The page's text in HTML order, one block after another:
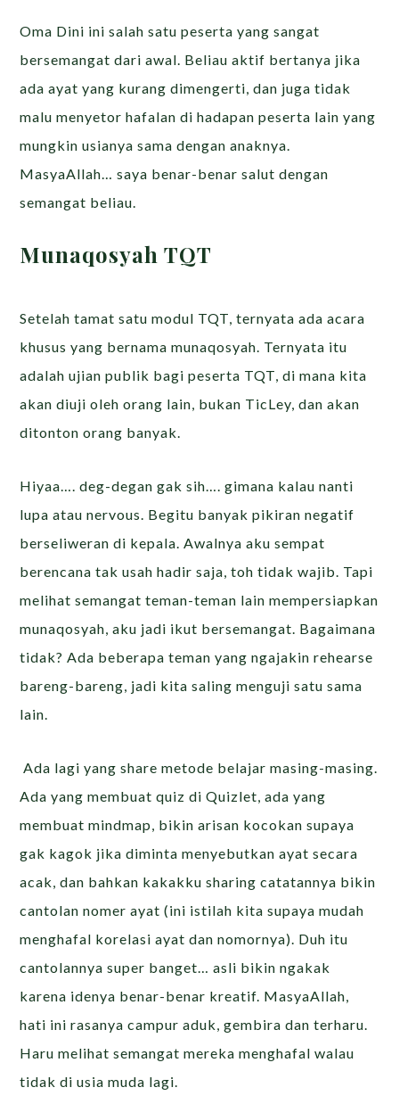
Oma Dini ini salah satu peserta yang sangat
bersemangat dari awal. Beliau aktif bertanya jika
ada ayat yang kurang dimengerti, dan juga tidak
malu menyetor hafalan di hadapan peserta lain yang
mungkin usianya sama dengan anaknya.
MasyaAllah… saya benar-benar salut dengan
semangat beliau.
Munaqosyah TQT
Setelah tamat satu modul TQT, ternyata ada acara
khusus yang bernama munaqosyah. Ternyata itu
adalah ujian publik bagi peserta TQT, di mana kita
akan diuji oleh orang lain, bukan TicLey, dan akan
ditonton orang banyak.
Hiyaa…. deg-degan gak sih…. gimana kalau nanti
lupa atau nervous. Begitu banyak pikiran negatif
berseliweran di kepala. Awalnya aku sempat
berencana tak usah hadir saja, toh tidak wajib. Tapi
melihat semangat teman-teman lain mempersiapkan
munaqosyah, aku jadi ikut bersemangat. Bagaimana
tidak? Ada beberapa teman yang ngajakin rehearse
bareng-bareng, jadi kita saling menguji satu sama
lain.
Ada lagi yang share metode belajar masing-masing.
Ada yang membuat quiz di Quizlet, ada yang
membuat mindmap, bikin arisan kocokan supaya
gak kagok jika diminta menyebutkan ayat secara
acak, dan bahkan kakakku sharing catatannya bikin
cantolan nomer ayat (ini istilah kita supaya mudah
menghafal korelasi ayat dan nomornya). Duh itu
cantolannya super banget… asli bikin ngakak
karena idenya benar-benar kreatif. MasyaAllah,
hati ini rasanya campur aduk, gembira dan terharu.
Haru melihat semangat mereka menghafal walau
tidak di usia muda lagi.